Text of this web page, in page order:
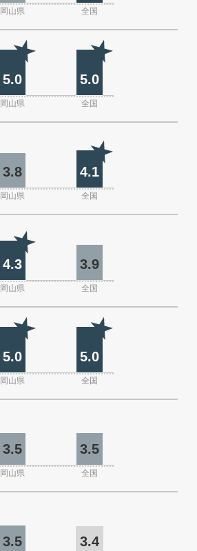
岡山県 全国
5.0 5.0
岡山県 全国
3.8 4.1
岡山県 全国
4.3 3.9
岡山県 全国
5.0 5.0
岡山県 全国
3.5 3.5
岡山県 全国
3.5 3.4